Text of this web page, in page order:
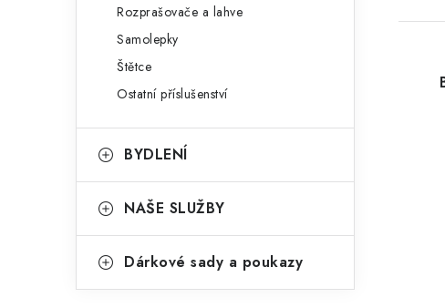
Rozprašovače a lahve
Samolepky
Štětce
Ostatní příslušenství
BYDLENÍ
NAŠE SLUŽBY
Dárkové sady a poukazy